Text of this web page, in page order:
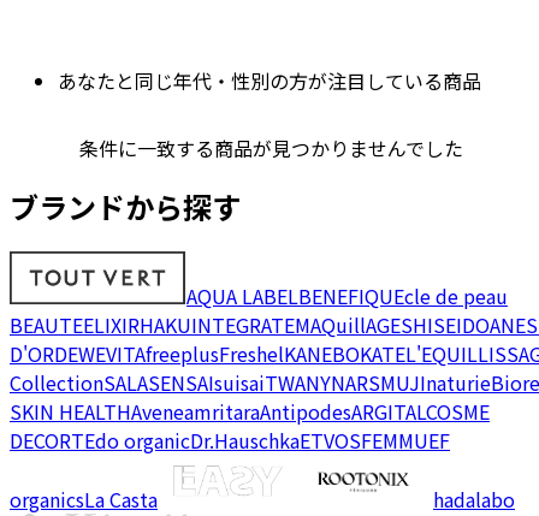
あなたと同じ年代・性別の方が注目している商品
条件に一致する商品が見つかりませんでした
ブランドから探す
AQUA LABELBENEFIQUEcle de peau
BEAUTEELIXIRHAKUINTEGRATEMAQuillAGESHISEIDO
D'ORDEWEVITAfreeplusFreshelKANEBOKATEL'EQUIL
CollectionSALASENSAIsuisaiTWANYNARSMUJInaturieBiore
SKIN HEALTHAveneamritaraAntipodesARGITALCOSME
DECORTEdo organicDr.HauschkaETVOSFEMMUEF
organicsLa Casta hadalabo